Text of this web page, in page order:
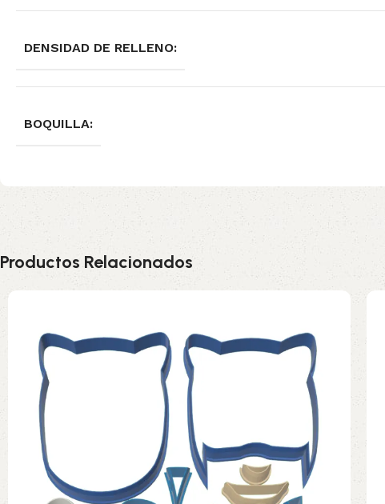
DENSIDAD DE RELLENO:
BOQUILLA:
Productos Relacionados